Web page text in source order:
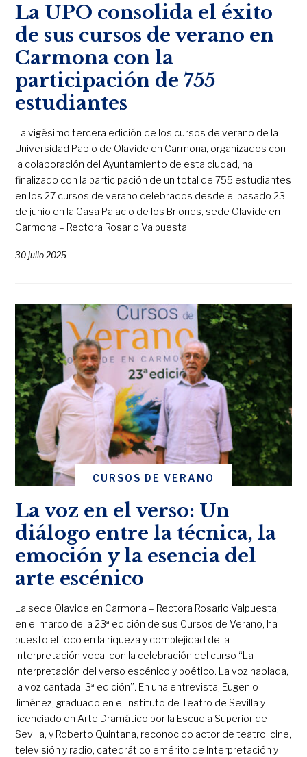
La UPO consolida el éxito
de sus cursos de verano en
Carmona con la
participación de 755
estudiantes
La vigésimo tercera edición de los cursos de verano de la
Universidad Pablo de Olavide en Carmona, organizados con
la colaboración del Ayuntamiento de esta ciudad, ha
finalizado con la participación de un total de 755 estudiantes
en los 27 cursos de verano celebrados desde el pasado 23
de junio en la Casa Palacio de los Briones, sede Olavide en
Carmona – Rectora Rosario Valpuesta.
30 julio 2025
CURSOS DE VERANO
La voz en el verso: Un
diálogo entre la técnica, la
emoción y la esencia del
arte escénico
La sede Olavide en Carmona – Rectora Rosario Valpuesta,
en el marco de la 23ª edición de sus Cursos de Verano, ha
puesto el foco en la riqueza y complejidad de la
interpretación vocal con la celebración del curso “La
interpretación del verso escénico y poético. La voz hablada,
la voz cantada. 3ª edición”. En una entrevista, Eugenio
Jiménez, graduado en el Instituto de Teatro de Sevilla y
licenciado en Arte Dramático por la Escuela Superior de
Sevilla, y Roberto Quintana, reconocido actor de teatro, cine,
televisión y radio, catedrático emérito de Interpretación y